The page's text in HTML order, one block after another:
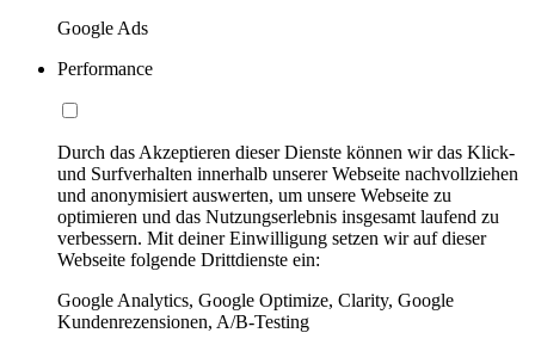
Google Ads
Performance
Durch das Akzeptieren dieser Dienste können wir das Klick-
und Surfverhalten innerhalb unserer Webseite nachvollziehen
und anonymisiert auswerten, um unsere Webseite zu
optimieren und das Nutzungserlebnis insgesamt laufend zu
verbessern. Mit deiner Einwilligung setzen wir auf dieser
Webseite folgende Drittdienste ein:
Google Analytics, Google Optimize, Clarity, Google
Kundenrezensionen, A/B-Testing